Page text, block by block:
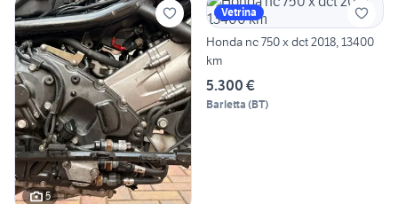
5
Vetrina
Honda nc 750 x dct 2018, 13400
km
5.300 €
Barletta (BT)